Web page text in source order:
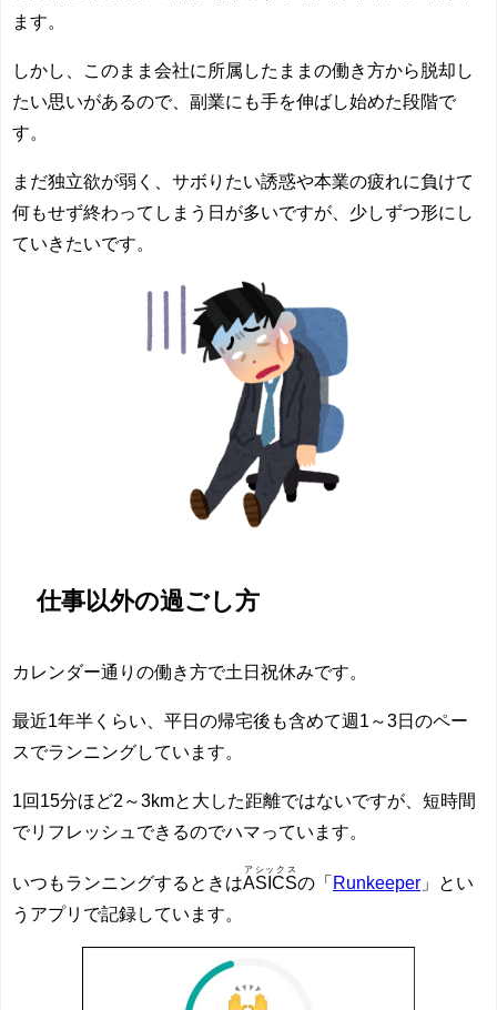
ます。
しかし、このまま会社に所属したままの働き方から脱却し
たい思いがあるので、副業にも手を伸ばし始めた段階で
す。
まだ独立欲が弱く、サボりたい誘惑や本業の疲れに負けて
何もせず終わってしまう日が多いですが、少しずつ形にし
ていきたいです。
仕事以外の過ごし方
カレンダー通りの働き方で土日祝休みです。
最近1年半くらい、平日の帰宅後も含めて週1～3日のペー
スでランニングしています。
1回15分ほど2～3kmと大した距離ではないですが、短時間
でリフレッシュできるのでハマっています。
いつもランニングするときはASICS
アシックス
の「 Runkeeper 」とい
うアプリで記録しています。